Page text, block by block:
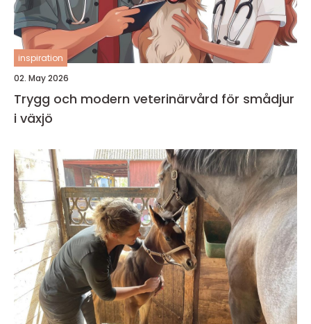
inspiration
02. May 2026
Trygg och modern veterinärvård för smådjur
i växjö